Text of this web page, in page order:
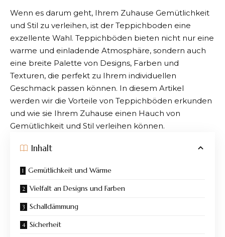
Wenn es darum geht, Ihrem Zuhause Gemütlichkeit
und Stil zu verleihen, ist der Teppichboden eine
exzellente Wahl. Teppichböden bieten nicht nur eine
warme und einladende Atmosphäre, sondern auch
eine breite Palette von Designs, Farben und
Texturen, die perfekt zu Ihrem individuellen
Geschmack passen können. In diesem Artikel
werden wir die Vorteile von Teppichböden erkunden
und wie sie Ihrem Zuhause einen Hauch von
Gemütlichkeit und Stil verleihen können.
Inhalt
Gemütlichkeit und Wärme
Vielfalt an Designs und Farben
Schalldämmung
Sicherheit